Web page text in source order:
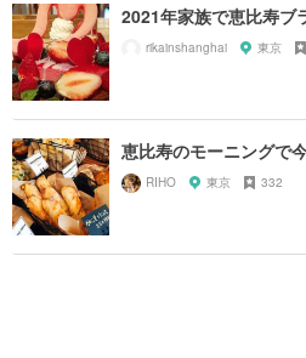
2021年家族で恵比寿ブ
rikainshanghai 東京
恵比寿のモーニングで
RIHO 東京 332